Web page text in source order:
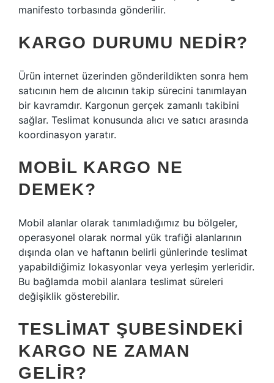
manifesto torbasında gönderilir.
KARGO DURUMU NEDIR?
Ürün internet üzerinden gönderildikten sonra hem
satıcının hem de alıcının takip sürecini tanımlayan
bir kavramdır. Kargonun gerçek zamanlı takibini
sağlar. Teslimat konusunda alıcı ve satıcı arasında
koordinasyon yaratır.
MOBIL KARGO NE
DEMEK?
Mobil alanlar olarak tanımladığımız bu bölgeler,
operasyonel olarak normal yük trafiği alanlarının
dışında olan ve haftanın belirli günlerinde teslimat
yapabildiğimiz lokasyonlar veya yerleşim yerleridir.
Bu bağlamda mobil alanlara teslimat süreleri
değişiklik gösterebilir.
TESLIMAT ŞUBESINDEKI
KARGO NE ZAMAN
GELIR?